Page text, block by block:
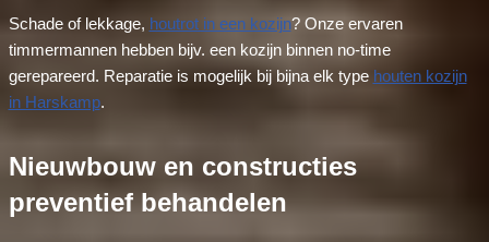
Schade of lekkage, houtrot in een kozijn? Onze ervaren
timmermannen hebben bijv. een kozijn binnen no-time
gerepareerd. Reparatie is mogelijk bij bijna elk type houten kozijn
in Harskamp.
Nieuwbouw en constructies
preventief behandelen